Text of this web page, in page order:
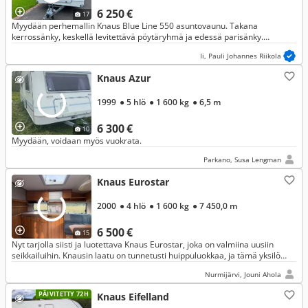
17 6 250 €
Myydään perhemallin Knaus Blue Line 550 asuntovaunu. Takana
kerrossänky, keskellä levitettävä pöytäryhmä ja edessä parisänky.
Ii, Pauli Johannes Riikola
10
Knaus Azur
6 300 €
1999 ● 5 hlö ● 1 600 kg ● 6,5 m
Myydään, voidaan myös vuokrata.
Parkano, Susa Lengman
15
Knaus Eurostar
6 500 €
2000 ● 4 hlö ● 1 600 kg ● 7 450,0 m
Nyt tarjolla siisti ja luotettava Knaus Eurostar, joka on valmiina uusiin
seikkailuihin. Knausin laatu on tunnetusti huippuluokkaa, ja tämä yksilö
Nurmijärvi, Jouni Ahola
PÄIVITETTY 72H Knaus Eifelland